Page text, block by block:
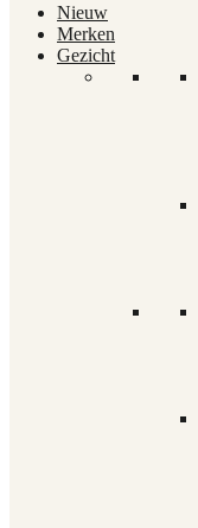
Nieuw
Merken
Gezicht